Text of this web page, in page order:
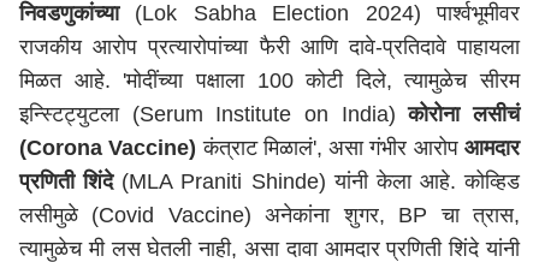
निवडणुकांच्या(Lok Sabha Election 2024) पार्श्वभूमीवर
राजकीय आरोप प्रत्यारोपांच्या फैरी आणि दावे-प्रतिदावे पाहायला
मिळत आहे. 'मोदींच्या पक्षाला 100 कोटी दिले, त्यामुळेच सीरम
इन्स्टिट्युटला (Serum Institute on India)कोरोना लसीचं
(Corona Vaccine) कंत्राट मिळालं', असा गंभीर आरोपआमदार
प्रणिती शिंदे(MLA Praniti Shinde) यांनी केला आहे. कोव्हिड
लसीमुळे (Covid Vaccine) अनेकांना शुगर, BP चा त्रास,
त्यामुळेच मी लस घेतली नाही, असा दावा आमदार प्रणिती शिंदे यांनी